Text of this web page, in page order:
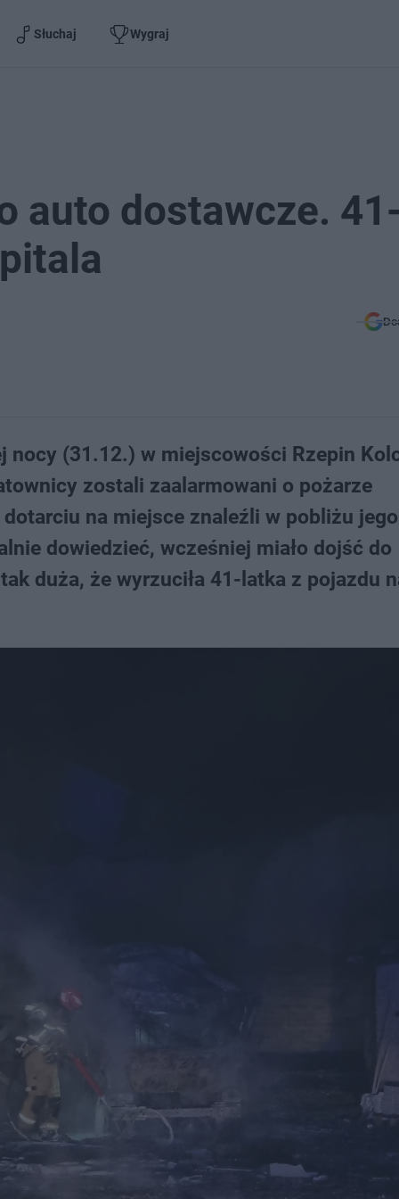
Słuchaj Wygraj
auto dostawcze.
nocy (31.12.) w miejscowości Rzepin
zostali zaalarmowani o pożarze
na miejsce znaleźli w pobliżu jego
dowiedzieć, wcześniej miało dojść do
duża, że wyrzuciła 41-latka z pojazdu